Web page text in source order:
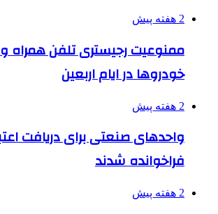
2 هفته پیش
ممنوعیت رجیستری تلفن همراه
خودروها در ایام اربعین
2 هفته پیش
واحدهای صنعتی برای دریافت
فراخوانده شدند
2 هفته پیش